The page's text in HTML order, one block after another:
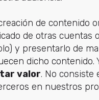
de contenido
de otras cuentas
y presentarlo de
dicho contenido.
valor. No consiste
en nuestros